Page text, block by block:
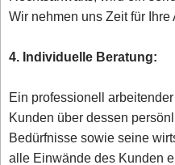
Wir nehmen uns Zeit für Ihre
4. Individuelle Beratung:
Ein professionell
Kunden über dessen
Bedürfnisse sowie seine
alle Einwände des Kunden